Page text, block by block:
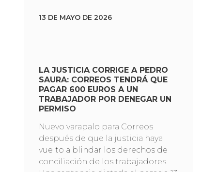
13 DE MAYO DE 2026
LA JUSTICIA CORRIGE A PEDRO
SAURA: CORREOS TENDRÁ QUE
PAGAR 600 EUROS A UN
TRABAJADOR POR DENEGAR UN
PERMISO
Nuevo varapalo para Correos
después de que la justicia haya
vuelto a blindar los derechos de
conciliación de los trabajadores.